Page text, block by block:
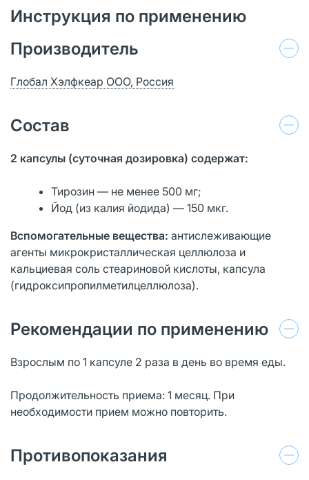
Инструкция по применению
Производитель
Глобал Хэлфкеар ООО, Россия
Состав
2 капсулы (суточная дозировка) содержат:
Тирозин — не менее 500 мг;
Йод (из калия йодида) — 150 мкг.
Вспомогательные вещества: антислеживающие
агенты микрокристаллическая целлюлоза и
кальциевая соль стеариновой кислоты, капсула
(гидроксипропилметилцеллюлоза).
Рекомендации по применению
Взрослым по 1 капсуле 2 раза в день во время еды.
Продолжительность приема: 1 месяц. При
необходимости прием можно повторить.
Противопоказания